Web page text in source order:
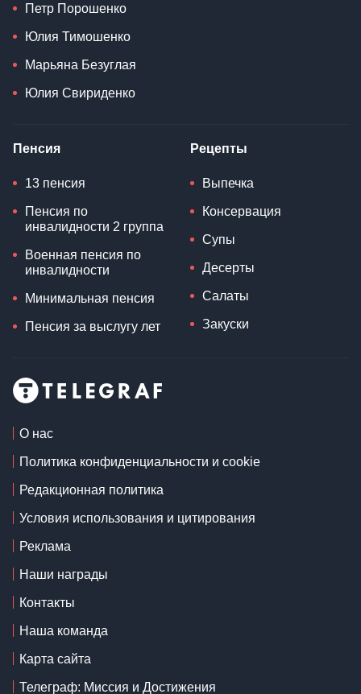
Петр Порошенко
Юлия Тимошенко
Марьяна Безуглая
Юлия Свириденко
Пенсия
13 пенсия
Пенсия по
инвалидности 2 группа
Военная пенсия по
инвалидности
Минимальная пенсия
Пенсия за выслугу лет
Рецепты
Выпечка
Консервация
Супы
Десерты
Салаты
Закуски
О нас
Политика конфиденциальности и cookie
Редакционная политика
Условия использования и цитирования
Реклама
Наши награды
Контакты
Наша команда
Карта сайта
Телеграф: Миссия и Достижения